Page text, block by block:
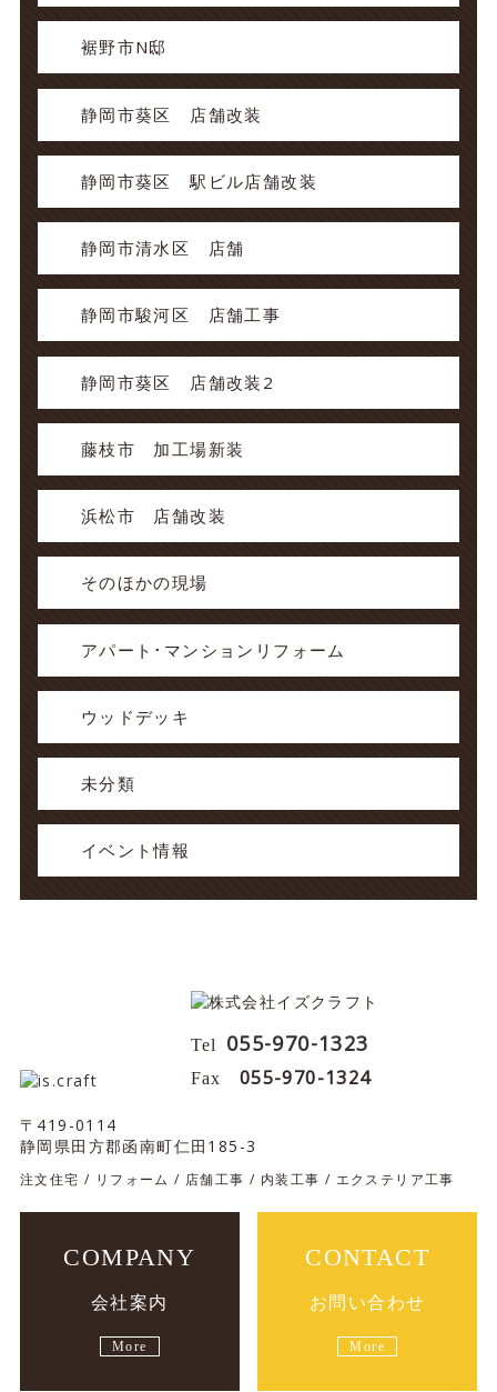
裾野市N邸
静岡市葵区 店舗改装
静岡市葵区 駅ビル店舗改装
静岡市清水区 店舗
静岡市駿河区 店舗工事
静岡市葵区 店舗改装2
藤枝市 加工場新装
浜松市 店舗改装
そのほかの現場
アパート･マンションリフォーム
ウッドデッキ
未分類
イベント情報
Tel 055-970-1323
Fax 055-970-1324
〒419-0114
静岡県田方郡函南町仁田185-3
注文住宅 / リフォーム / 店舗工事 / 内装工事 / エクステリア工事
COMPANY
会社案内
More
CONTACT
お問い合わせ
More